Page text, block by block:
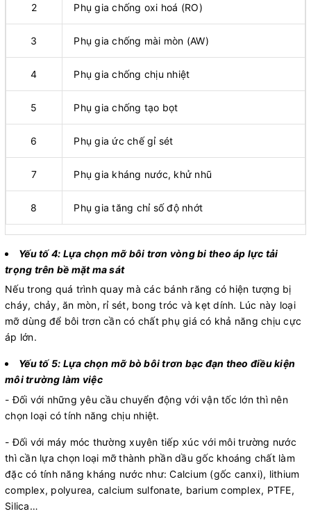
2 Phụ gia chống oxi hoá (RO)
3 Phụ gia chống mài mòn (AW)
4 Phụ gia chống chịu nhiệt
5 Phụ gia chống tạo bọt
6 Phụ gia ức chế gỉ sét
7 Phụ gia kháng nước, khử nhũ
8 Phụ gia tăng chỉ số độ nhớt
Yếu tố 4: Lựa chọn mỡ bôi trơn vòng bi theo áp lực tải
trọng trên bề mặt ma sát
Nếu trong quá trình quay mà các bánh răng có hiện tượng bị
cháy, chảy, ăn mòn, rỉ sét, bong tróc và kẹt dính. Lúc này loại
mỡ dùng để bôi trơn cần có chất phụ giá có khả năng chịu cực
áp lớn.
Yếu tố 5: Lựa chọn mỡ bò bôi trơn bạc đạn theo điều kiện
môi trường làm việc
- Đối với những yêu cầu chuyển động với vận tốc lớn thì nên
chọn loại có tính năng chịu nhiệt.
- Đối với máy móc thường xuyên tiếp xúc với môi trường nước
thì cần lựa chọn loại mỡ thành phần dầu gốc khoáng chất làm
đặc có tính năng kháng nước như: Calcium (gốc canxi), lithium
complex, polyurea, calcium sulfonate, barium complex, PTFE,
Silica…